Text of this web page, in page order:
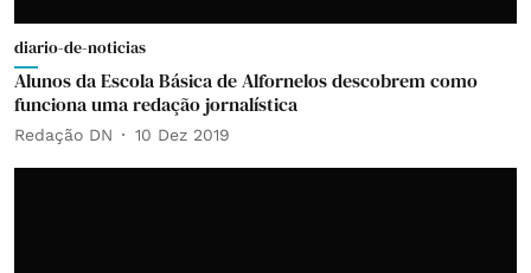
diario-de-noticias
Alunos da Escola Básica de Alfornelos descobrem como
funciona uma redação jornalística
Redação DN 10 Dez 2019